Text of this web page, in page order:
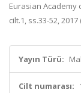
Eurasian Academy
cilt.1, ss.33-52,
Yayın Türü:
Cilt numarası: